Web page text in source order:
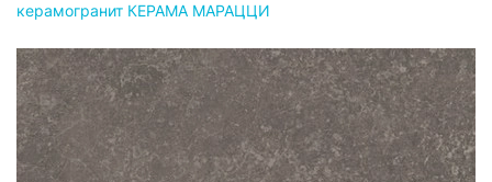
керамогранит КЕРАМА МАРАЦЦИ